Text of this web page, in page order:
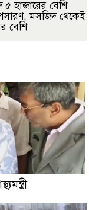
৫ হাজারের বেশি
মসজিদ থেকেই
বেশি